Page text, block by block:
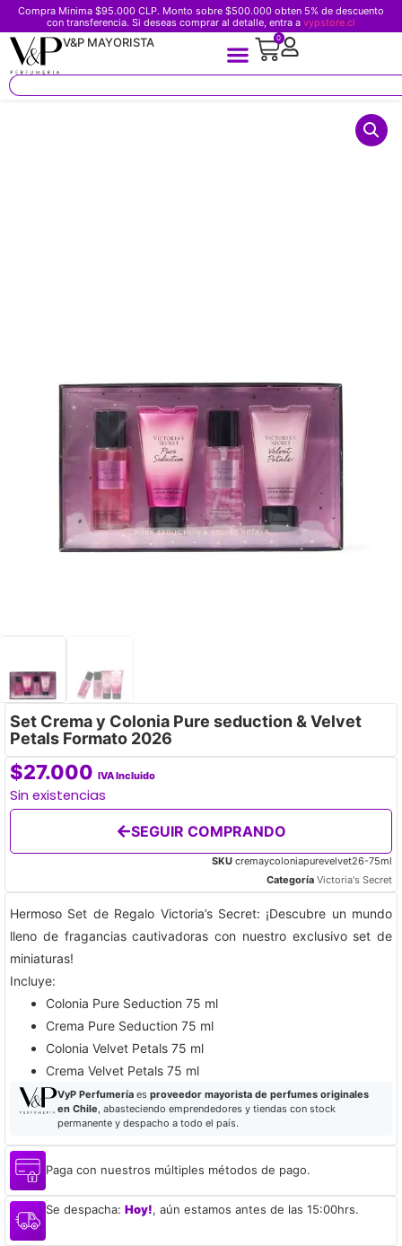
Compra Minima $95.000 CLP. Monto sobre $500.000 obten 5% de descuento
con transferencia. Si deseas comprar al detalle, entra a vypstore.cl
V&P MAYORISTA 0
Set Crema y Colonia Pure seduction & Velvet
Petals Formato 2026
$27.000 IVA Incluido
Sin existencias
SEGUIR COMPRANDO
SKU cremaycoloniapurevelvet26-75ml
Categoría Victoria's Secret
Hermoso Set de Regalo Victoria’s Secret: ¡Descubre un mundo
lleno de fragancias cautivadoras con nuestro exclusivo set de
miniaturas!​
Incluye:
Colonia Pure Seduction 75 ml​
Crema Pure Seduction 75 ml
Colonia Velvet Petals 75 ml
Crema Velvet Petals 75 ml
VyP Perfumeríaes proveedor mayorista de perfumes originales
en Chile , abasteciendo emprendedores y tiendas con stock
permanente y despacho a todo el país.
Paga con nuestros múltiples métodos de pago.
Se despacha: Hoy!, aún estamos antes de las 15:00hrs.